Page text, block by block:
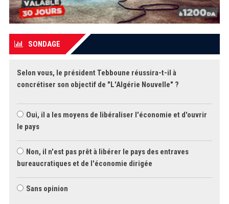
SONDAGE
Selon vous, le président Tebboune réussira-t-il à
concrétiser son objectif de "L'Algérie Nouvelle" ?
Oui, il a les moyens de libéraliser l'économie et d'ouvrir
le pays
Non, il n'est pas prêt à libérer le pays des entraves
bureaucratiques et de l'économie dirigée
Sans opinion